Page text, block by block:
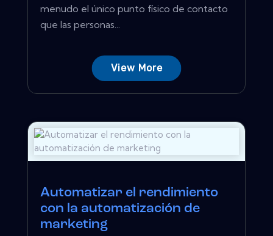
menudo el único punto físico de contacto
que las personas...
View More
Automatizar el rendimiento
con la automatización de
marketing